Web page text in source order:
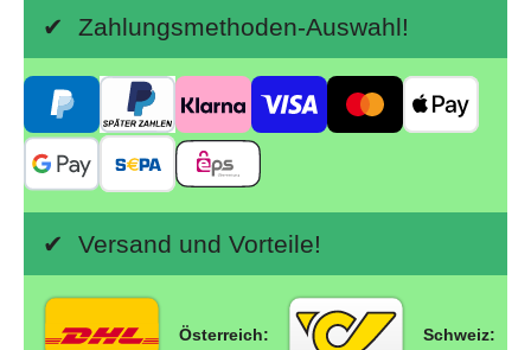
✔ Zahlungsmethoden-Auswahl!
✔ Versand und Vorteile!
Österreich: Schweiz: